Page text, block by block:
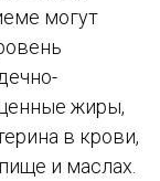
могут
жиры,
в крови,
и маслах.